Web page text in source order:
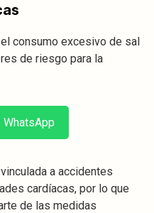
consumo excesivo de sal
de riesgo para la
WhatsApp
a accidentes
cardíacas, por lo que
de las medidas